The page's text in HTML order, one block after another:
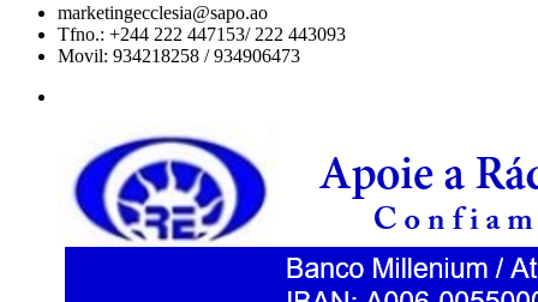
marketingecclesia@sapo.ao
Tfno.: +244 222 447153/ 222 443093
Movil: 934218258 / 934906473